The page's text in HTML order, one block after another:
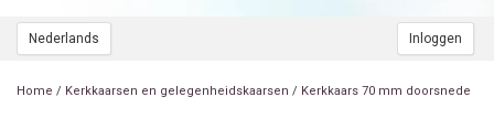
Nederlands Inloggen
Home / Kerkkaarsen en gelegenheidskaarsen / Kerkkaars 70 mm doorsnede